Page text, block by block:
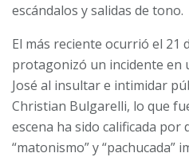
escándalos y salidas de tono.
El más reciente ocurrió el 21
protagonizó un incidente en
José al insultar e intimidar
Christian Bulgarelli, lo que
escena ha sido calificada
“matonismo” y “pachucada”